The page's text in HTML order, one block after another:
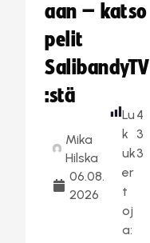
aan – katso
pelit
SalibandyTV
:stä
Mika
Hilska
06.08.
2026
Lu
k
uk
er
t
oj
a:
4
3
3